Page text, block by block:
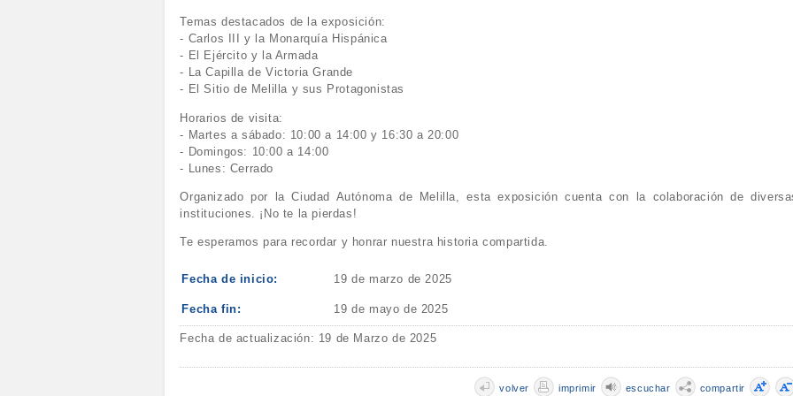
Temas destacados de la exposición:
- Carlos III y la Monarquía Hispánica
- El Ejército y la Armada
- La Capilla de Victoria Grande
- El Sitio de Melilla y sus Protagonistas
Horarios de visita:
- Martes a sábado: 10:00 a 14:00 y 16:30 a 20:00
- Domingos: 10:00 a 14:00
- Lunes: Cerrado
Organizado por la Ciudad Autónoma de Melilla, esta exposición cuenta con la colaboración de
instituciones. ¡No te la pierdas!
Te esperamos para recordar y honrar nuestra historia compartida.
Fecha de inicio: 19 de marzo de 2025
Fecha fin: 19 de mayo de 2025
Fecha de actualización: 19 de Marzo de 2025
compartir
escuchar
imprimir
volver